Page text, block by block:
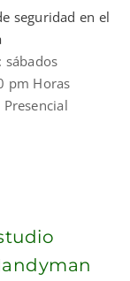
seguridad en el
sábados
pm Horas